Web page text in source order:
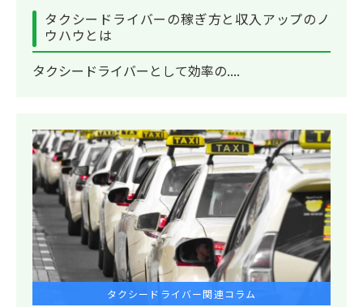
タクシードライバーの稼ぎ方と収入アップのノ
ウハウとは
タクシードライバーとして効率の....
タクシードライバー関連コラム